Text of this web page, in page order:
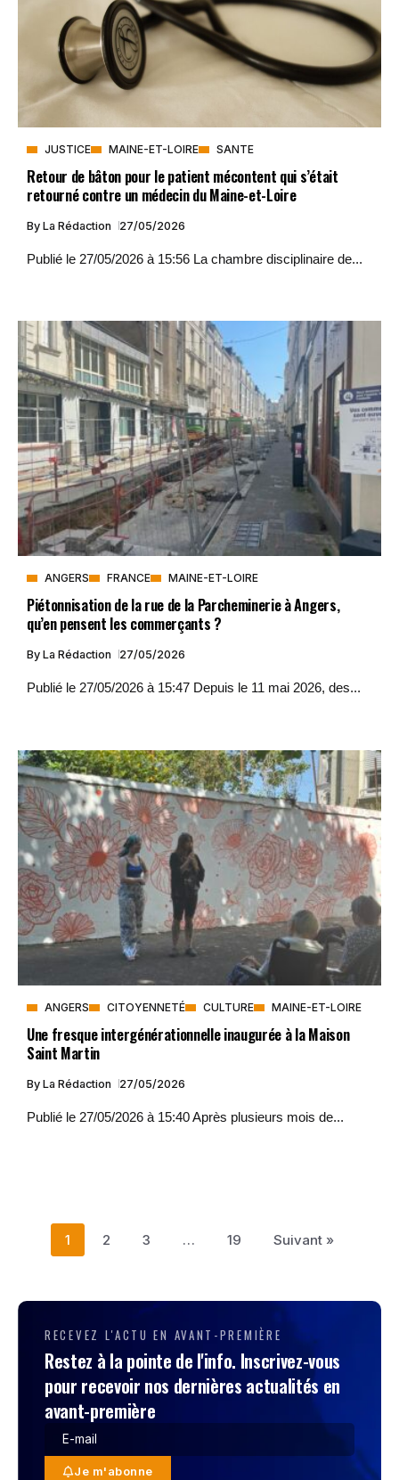
JUSTICE MAINE-ET-LOIRE SANTE
Retour de bâton pour le patient mécontent qui s’était
retourné contre un médecin du Maine-et-Loire
By La Rédaction 27/05/2026
Publié le 27/05/2026 à 15:56 La chambre disciplinaire de...
ANGERS FRANCE MAINE-ET-LOIRE
Piétonnisation de la rue de la Parcheminerie à Angers,
qu’en pensent les commerçants ?
By La Rédaction 27/05/2026
Publié le 27/05/2026 à 15:47 Depuis le 11 mai 2026, des...
ANGERS CITOYENNETÉ CULTURE MAINE-ET-LOIRE
Une fresque intergénérationnelle inaugurée à la Maison
Saint Martin
By La Rédaction 27/05/2026
Publié le 27/05/2026 à 15:40 Après plusieurs mois de...
1 2 3 … 19 Suivant »
RECEVEZ L'ACTU EN AVANT-PREMIÈRE
Restez à la pointe de l'info. Inscrivez-vous
pour recevoir nos dernières actualités en
avant-première
Je m'abonne